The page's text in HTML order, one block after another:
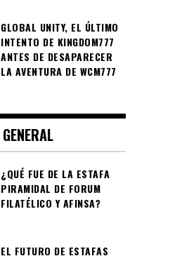
GLOBAL UNITY, EL ÚLTIMO
INTENTO DE KINGDOM777
ANTES DE DESAPARECER
LA AVENTURA DE WCM777
GENERAL
¿QUÉ FUE DE LA ESTAFA
PIRAMIDAL DE FORUM
FILATÉLICO Y AFINSA?
EL FUTURO DE ESTAFAS